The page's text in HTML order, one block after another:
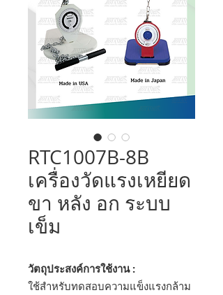
RTC1007B-8B
เครื่องวัดแรงเหยียด
ขา หลัง อก ระบบ
เข็ม
วัตถุประสงค์การใช้งาน :
ใช้สำหรับทดสอบความแข็งแรงกล้าม